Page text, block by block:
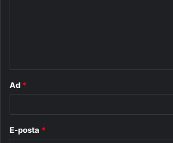
Ad *
E-posta *